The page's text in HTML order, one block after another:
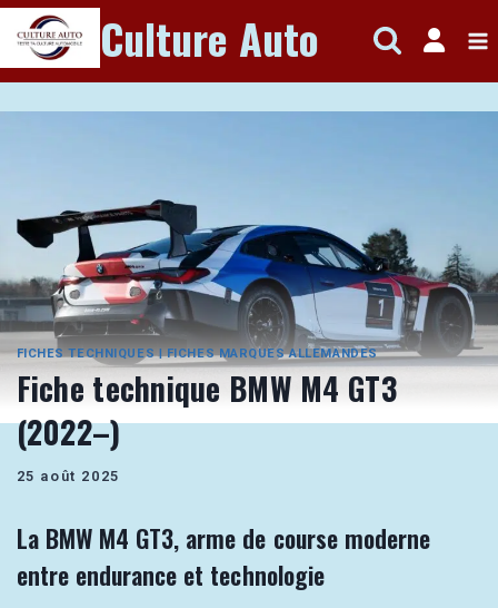
Aller
au
contenu
Culture Auto
FICHES TECHNIQUES|FICHES MARQUES ALLEMANDES
Fiche technique BMW M4 GT3
(2022–)
25 août 2025
La BMW M4 GT3, arme de course moderne
entre endurance et technologie